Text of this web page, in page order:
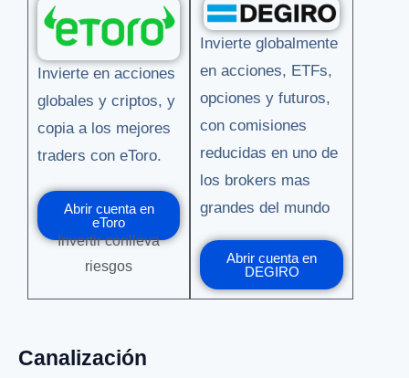
Invierte en acciones
globales y criptos, y
copia a los mejores
traders con eToro.
Abrir cuenta en
eToro
Invertir conlleva
riesgos
Invierte globalmente
en acciones, ETFs,
opciones y futuros,
con comisiones
reducidas en uno de
los brokers mas
grandes del mundo
Abrir cuenta en
DEGIRO
Canalización